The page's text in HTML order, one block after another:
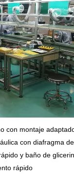
con montaje
con diafragma
y baño de
rápido